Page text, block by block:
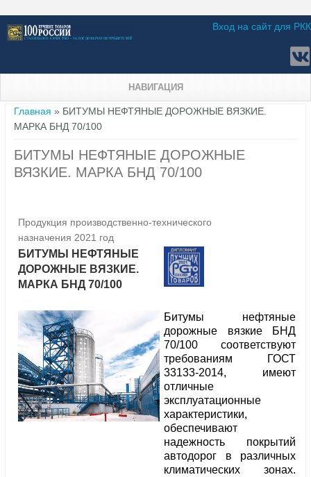
Вход на сайт для РКК
НАВИГАЦИЯ
Вы здесь
Главная » БИТУМЫ НЕФТЯНЫЕ ДОРОЖНЫЕ ВЯЗКИЕ.
МАРКА БНД 70/100
БИТУМЫ НЕФТЯНЫЕ ДОРОЖНЫЕ
ВЯЗКИЕ. МАРКА БНД 70/100
Продукция производственно-технического
назначения 2021 год
БИТУМЫ НЕФТЯНЫЕ
ДОРОЖНЫЕ ВЯЗКИЕ.
МАРКА БНД 70/100
Битумы нефтяные
дорожные вязкие БНД
70/100 соответствуют
требованиям ГОСТ
33133-2014, имеют
отличные
эксплуатационные
характеристики,
обеспечивают
надежность покрытий
автодорог в различных
климатических зонах.